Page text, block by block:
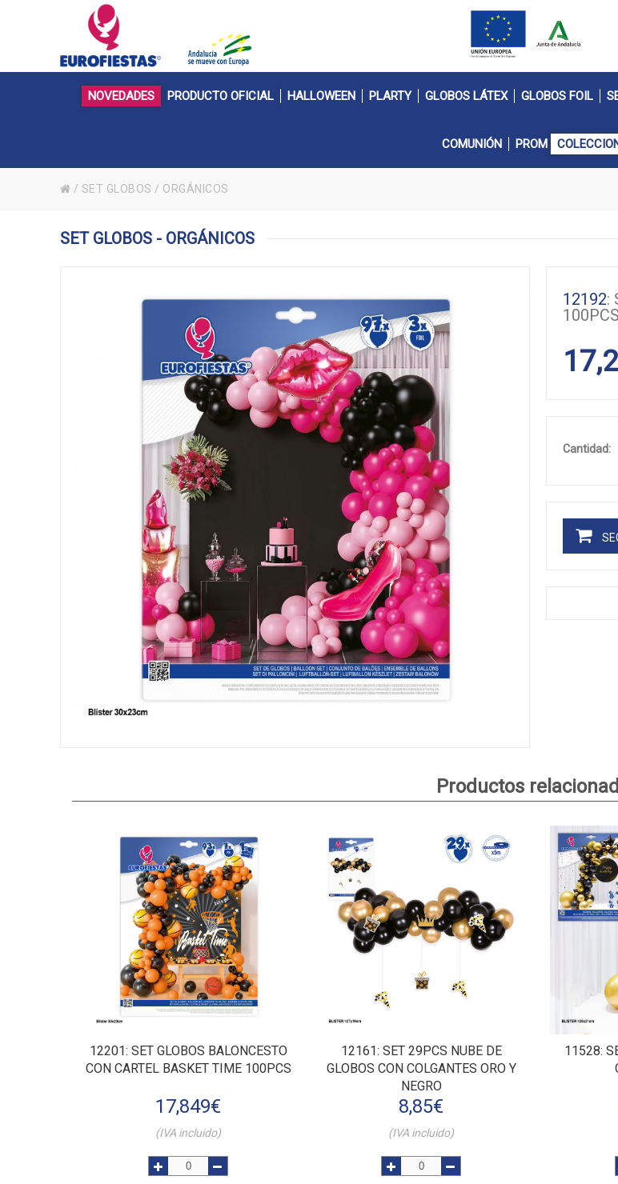
NOVEDADES PRODUCTO OFICIAL HALLOWEEN PLARTY GLOBOS LÁTEX GLOBOS FOIL
COMUNIÓN PROM
/ SET GLOBOS / ORGÁNICOS
SET GLOBOS - ORGÁNICOS
12192:
100PCS
Cantidad:
Productos
12201: SET GLOBOS BALONCESTO
CON CARTEL BASKET TIME 100PCS
17,849€
(IVA incluido)
12161: SET 29PCS NUBE DE
GLOBOS CON COLGANTES ORO Y
NEGRO
8,85€
(IVA incluido)
11528: